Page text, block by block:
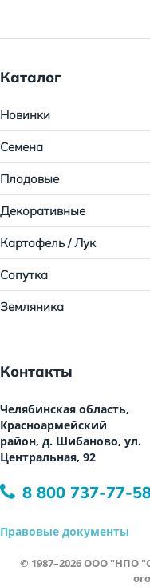
Каталог
Новинки
Семена
Плодовые
Декоративные
Картофель / Лук
Сопутка
Земляника
Контакты
Челябинская область,
Красноармейский
район, д. Шибаново, ул.
Центральная, 92
8 800 737-77-
Правовые документы
© 1987–2026 ООО "НПО